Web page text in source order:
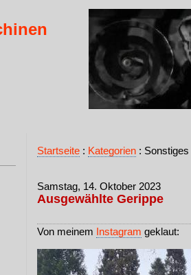
Startseite : Kategorien : Sonstiges
Samstag, 14. Oktober 2023
Ausgewählte Gerippe
Von meinem Instagram geklaut: